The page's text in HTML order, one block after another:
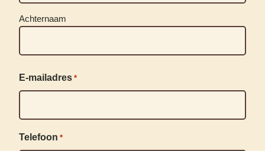
Achternaam
E-mailadres *
Telefoon *